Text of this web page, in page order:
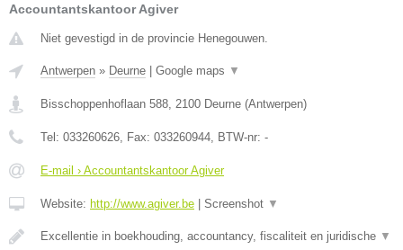
Accountantskantoor Agiver
Niet gevestigd in de provincie Henegouwen.
Antwerpen » Deurne Google maps ▼
Bisschoppenhoflaan 588 2100 Deurne (Antwerpen)
Tel: 033260626 , Fax: 033260944 , BTW-nr: -
E-mail › Accountantskantoor Agiver
Website: http://www.agiver.be Screenshot ▼
Excellentie in boekhouding, accountancy, fiscaliteit en juridische ▼